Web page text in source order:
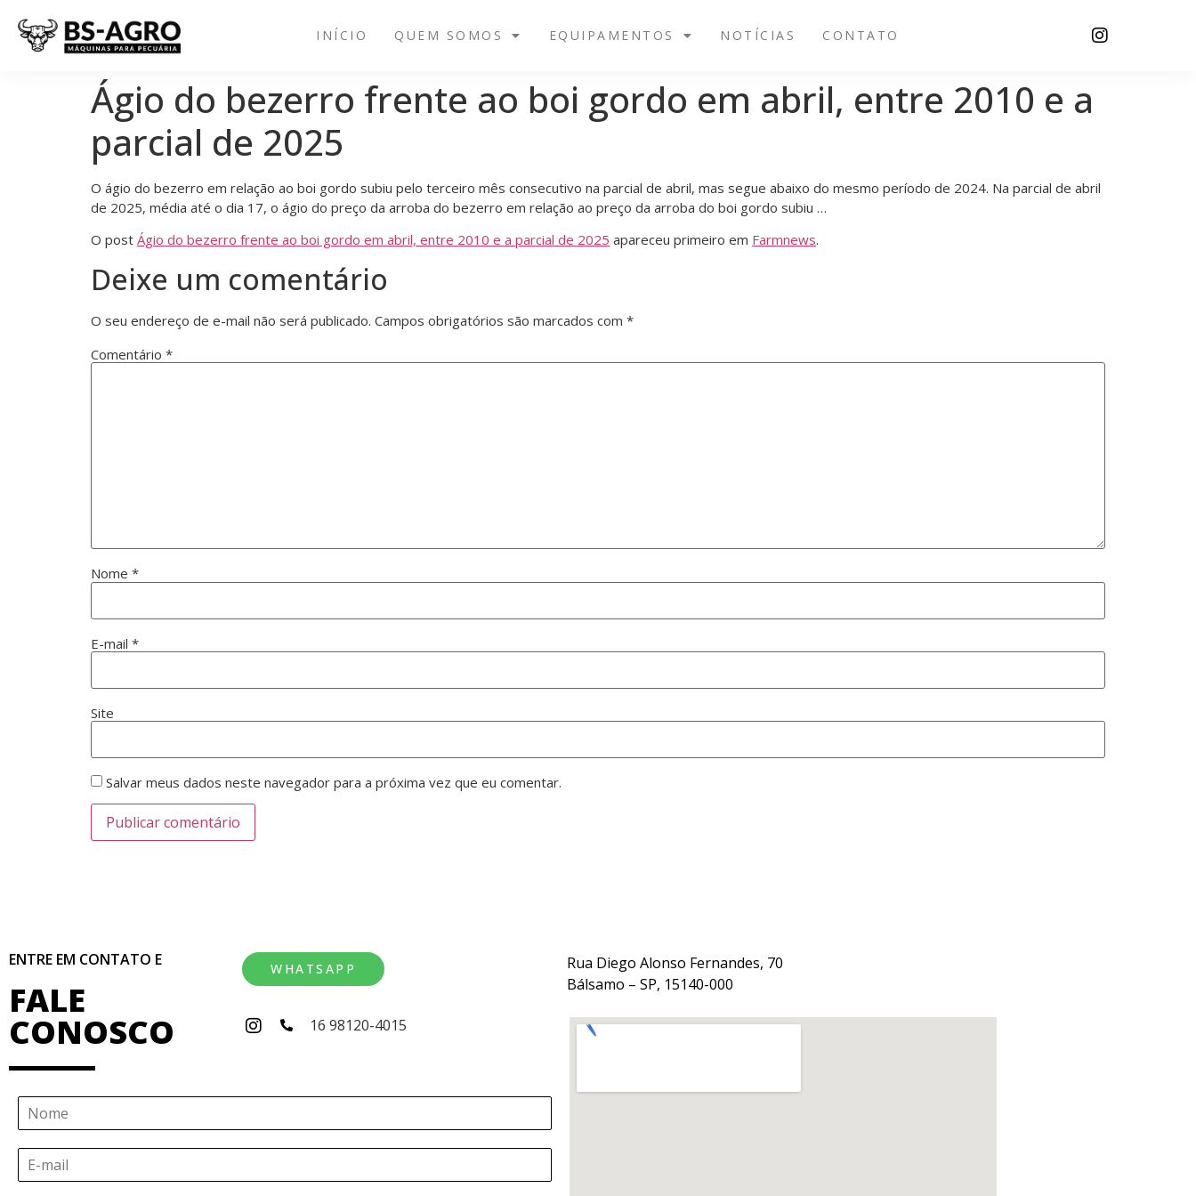
INÍCIO QUEM SOMOS EQUIPAMENTOS NOTÍCIAS CONTATO
Ágio do bezerro frente ao boi gordo em abril, entre 2010 e a
parcial de 2025
O ágio do bezerro em relação ao boi gordo subiu pelo terceiro mês consecutivo na parcial de abril, mas segue abaixo do mesmo período de 2024. Na parcial de abril
de 2025, média até o dia 17, o ágio do preço da arroba do bezerro em relação ao preço da arroba do boi gordo subiu …
O post Ágio do bezerro frente ao boi gordo em abril, entre 2010 e a parcial de 2025 apareceu primeiro em Farmnews.
Deixe um comentário
O seu endereço de e-mail não será publicado. Campos obrigatórios são marcados com *
Comentário *
Nome *
E-mail *
Site
Salvar meus dados neste navegador para a próxima vez que eu comentar.
ENTRE EM CONTATO E
FALE
CONOSCO
WHATSAPP
16 98120-4015
Rua Diego Alonso Fernandes, 70
Bálsamo – SP, 15140-000
N
E